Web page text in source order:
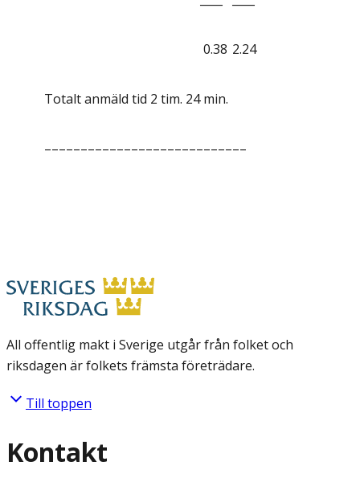
0.38 2.24
Totalt anmäld tid 2 tim. 24 min.
––––––––––––––––––––––––––––
All offentlig makt i Sverige utgår från folket och
riksdagen är folkets främsta företrädare.
Till toppen
Kontakt